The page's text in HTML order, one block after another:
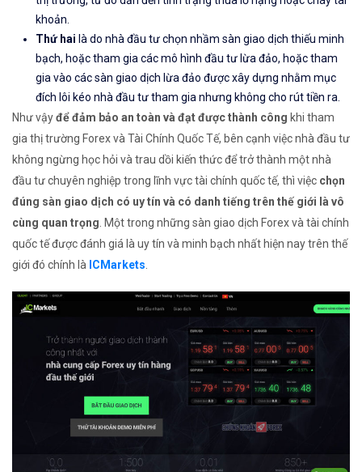
khoản.
Thứ hai là do nhà đầu tư chọn nhầm sàn giao dịch thiếu minh
bạch, hoặc tham gia các mô hình đầu tư lừa đảo, hoặc tham
gia vào các sàn giao dịch lừa đảo được xây dựng nhằm mục
đích lôi kéo nhà đầu tư tham gia nhưng không cho rút tiền ra.
Như vậyđể đảm bảo an toàn và đạt được thành công khi tham
gia thị trường Forex và Tài Chính Quốc Tế, bên cạnh việc nhà đầu tư
không ngừng học hỏi và trau dồi kiến thức để trở thành một nhà
đầu tư chuyên nghiệp trong lĩnh vực tài chính quốc tế, thì việc chọn
đúng sàn giao dịch có uy tín và có danh tiếng trên thế giới là vô
cùng quan trọng . Một trong những sàn giao dịch Forex và tài chính
quốc tế được đánh giá là uy tín và minh bạch nhất hiện nay trên thế
giới đó chính là ICMarkets